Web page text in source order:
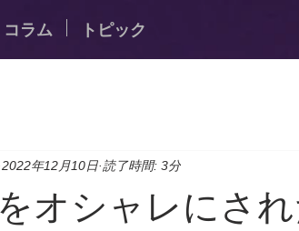
オシャレにさ
2022年12月10日 読了時間: 3分
コラム トピック